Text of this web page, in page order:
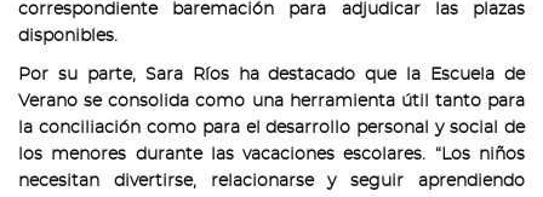
correspondiente baremación para adjudicar las plazas
disponibles.
Por su parte, Sara Ríos ha destacado que la Escuela de
Verano se consolida como una herramienta útil tanto para
la conciliación como para el desarrollo personal y social de
los menores durante las vacaciones escolares. “Los niños
necesitan divertirse, relacionarse y seguir aprendiendo